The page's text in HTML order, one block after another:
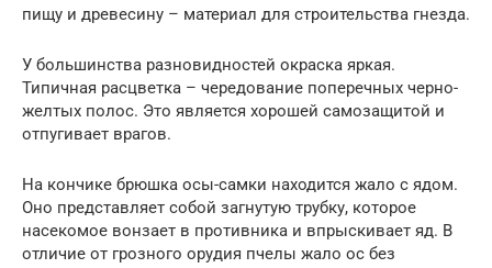
пищу и древесину – материал для строительства гнезда.
У большинства разновидностей окраска яркая.
Типичная расцветка – чередование поперечных черно-
желтых полос. Это является хорошей самозащитой и
отпугивает врагов.
На кончике брюшка осы-самки находится жало с ядом.
Оно представляет собой загнутую трубку, которое
насекомое вонзает в противника и впрыскивает яд. В
отличие от грозного орудия пчелы жало ос без